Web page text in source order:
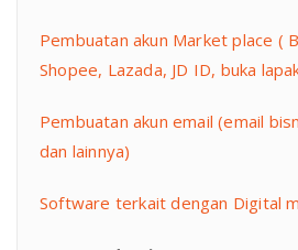
Pembuatan akun Market place (
Shopee, Lazada, JD ID, buka
Pembuatan akun email (email
dan lainnya)
Software terkait dengan Digital